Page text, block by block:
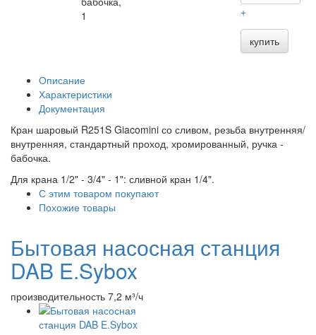
1
+
купить
Описание
Характеристики
Документация
Кран шаровый R251S Giacomini со сливом, резьба внутренняя/
внутренняя, стандартный проход, хромированный, ручка -
бабочка.
Для крана 1/2" - 3/4" - 1": сливной кран 1/4".
С этим товаром покупают
Похожие товары
Бытовая насосная станция
DAB E.Sybox
производительность 7,2 м³/ч